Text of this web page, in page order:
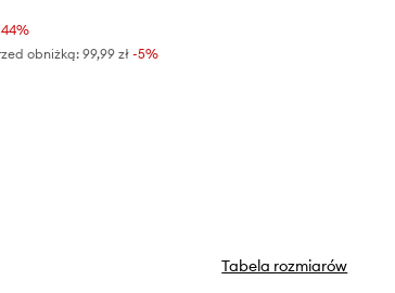
obniżką: 99,99 zł -5%
Tabela rozmiarów